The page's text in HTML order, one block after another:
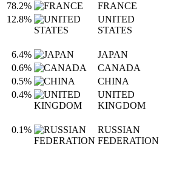
78.2%
FRANCE
12.8%
UNITED
STATES
6.4%
JAPAN
0.6%
CANADA
0.5%
CHINA
0.4%
UNITED
KINGDOM
0.1%
RUSSIAN
FEDERATION